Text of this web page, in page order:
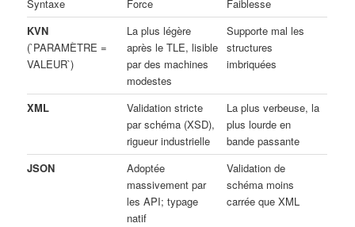
Syntaxe Force
Faiblesse
KVN
(`PARAMÈTRE =
VALEUR`)
La plus légère
après le TLE, lisible
par des machines
modestes
Supporte mal les
structures
imbriquées
XML
Validation stricte
par schéma (XSD),
rigueur industrielle
La plus verbeuse, la
plus lourde en
bande passante
JSON
Adoptée
massivement par
les API; typage
natif
Validation de
schéma moins
carrée que XML